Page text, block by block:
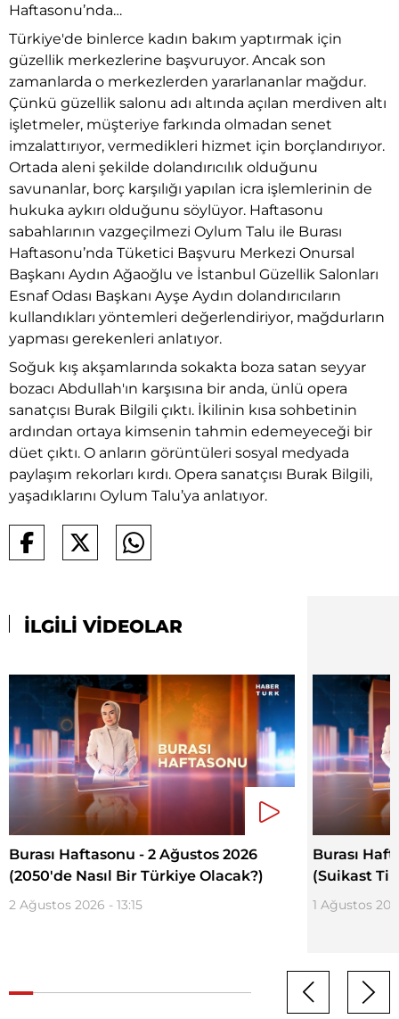
Haftasonu’nda…
Türkiye'de binlerce kadın bakım yaptırmak için
güzellik merkezlerine başvuruyor. Ancak son
zamanlarda o merkezlerden yararlananlar mağdur.
Çünkü güzellik salonu adı altında açılan merdiven altı
işletmeler, müşteriye farkında olmadan senet
imzalattırıyor, vermedikleri hizmet için borçlandırıyor.
Ortada aleni şekilde dolandırıcılık olduğunu
savunanlar, borç karşılığı yapılan icra işlemlerinin de
hukuka aykırı olduğunu söylüyor. Haftasonu
sabahlarının vazgeçilmezi Oylum Talu ile Burası
Haftasonu’nda Tüketici Başvuru Merkezi Onursal
Başkanı Aydın Ağaoğlu ve İstanbul Güzellik Salonları
Esnaf Odası Başkanı Ayşe Aydın dolandırıcıların
kullandıkları yöntemleri değerlendiriyor, mağdurların
yapması gerekenleri anlatıyor.
Soğuk kış akşamlarında sokakta boza satan seyyar
bozacı Abdullah'ın karşısına bir anda, ünlü opera
sanatçısı Burak Bilgili çıktı. İkilinin kısa sohbetinin
ardından ortaya kimsenin tahmin edemeyeceği bir
düet çıktı. O anların görüntüleri sosyal medyada
paylaşım rekorları kırdı. Opera sanatçısı Burak Bilgili,
yaşadıklarını Oylum Talu’ya anlatıyor.
İLGİLİ VİDEOLAR
Burası Haftasonu - 2 Ağustos 2026
(2050'de Nasıl Bir Türkiye Olacak?)
2 Ağustos 2026 - 13:15
Burası
(Suikast
1 Ağustos